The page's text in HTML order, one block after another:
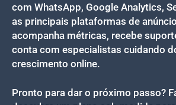
com WhatsApp, Google Analytics,
as principais plataformas de
acompanha métricas, recebe
conta com especialistas cuidando
crescimento online.
Pronto para dar o próximo passo?